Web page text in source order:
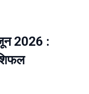
2026 :